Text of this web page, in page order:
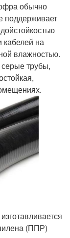
обычно
поддерживает
кабелей на
влажностью.
трубы,
(ППР)